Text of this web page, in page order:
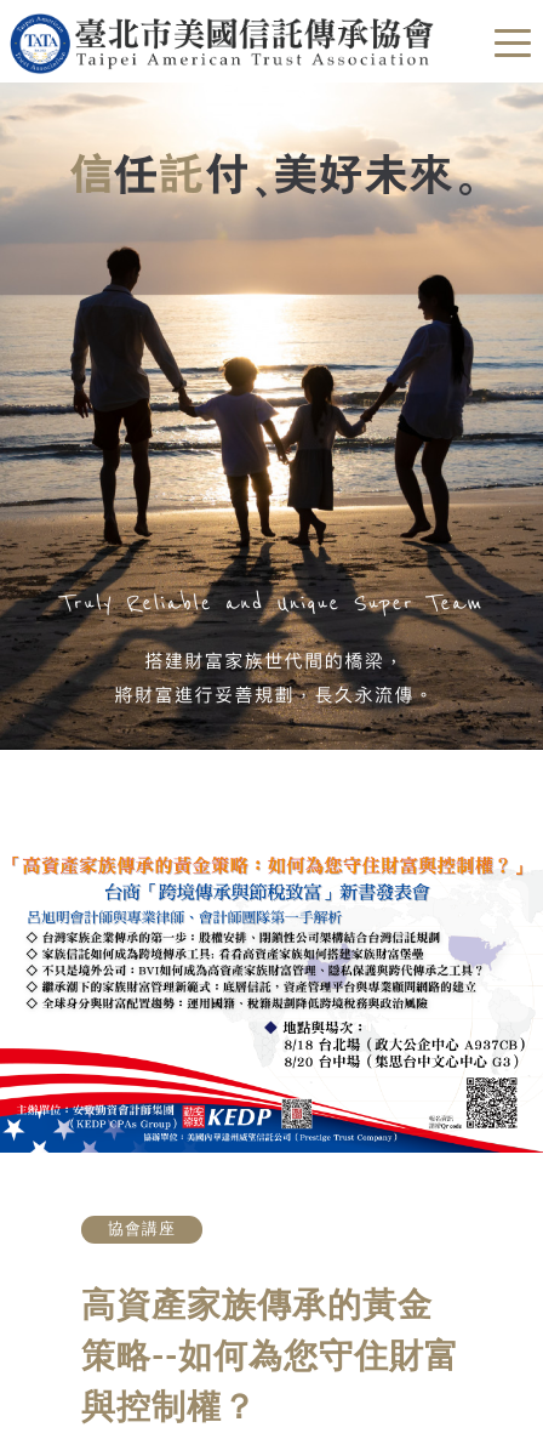
協會講座
高資產家族傳承的黃金
策略--如何為您守住財富
與控制權？